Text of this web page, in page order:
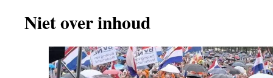
Niet over inhoud